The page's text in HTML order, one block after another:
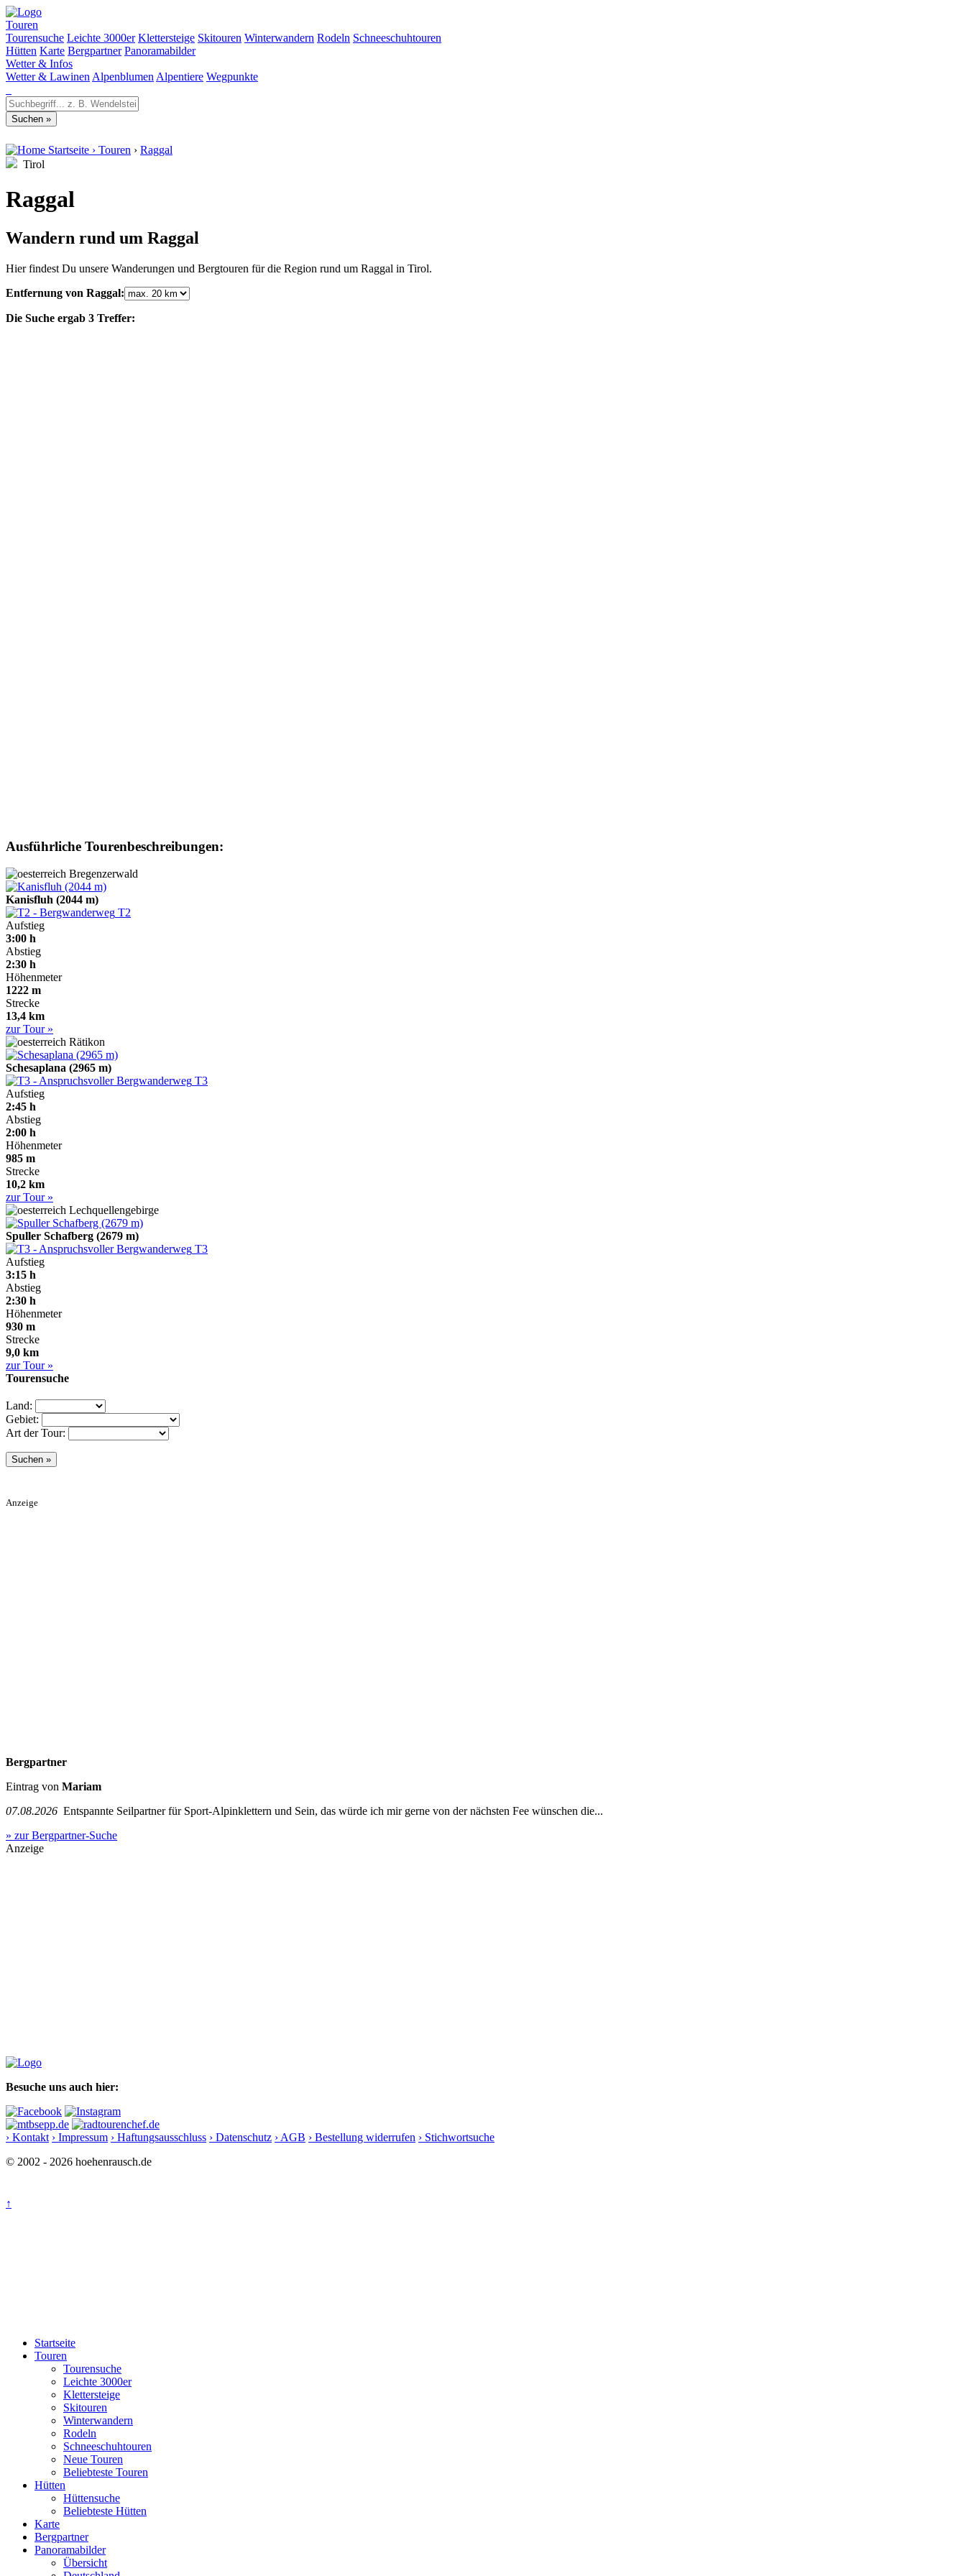
Touren
Tourensuche Leichte 3000er Klettersteige Skitouren Winterwandern Rodeln Schneeschuhtouren
Hütten Karte Bergpartner Panoramabilder
Wetter & Infos
Wetter & Lawinen Alpenblumen Alpentiere Wegpunkte
Startseite › Touren › Raggal
Tirol
Raggal
Wandern rund um Raggal
Hier findest Du unsere Wanderungen und Bergtouren für die Region rund um Raggal in Tirol.
Entfernung von Raggal:
Die Suche ergab 3 Treffer:
Ausführliche Tourenbeschreibungen:
Bregenzerwald
Kanisfluh (2044 m)
T2
Aufstieg
3:00 h
Abstieg
2:30 h
Höhenmeter
1222 m
Strecke
13,4 km
zur Tour »
Rätikon
Schesaplana (2965 m)
T3
Aufstieg
2:45 h
Abstieg
2:00 h
Höhenmeter
985 m
Strecke
10,2 km
zur Tour »
Lechquellengebirge
Spuller Schafberg (2679 m)
T3
Aufstieg
3:15 h
Abstieg
2:30 h
Höhenmeter
930 m
Strecke
9,0 km
zur Tour »
Tourensuche
Land:
Gebiet:
Art der Tour:
Anzeige
Bergpartner
Eintrag von Mariam
07.08.2026 Entspannte Seilpartner für Sport-Alpinklettern und Sein, das würde ich mir gerne von der nächsten Fee wünschen die...
» zur Bergpartner-Suche
Anzeige
Besuche uns auch hier:
› Kontakt › Impressum › Haftungsausschluss › Datenschutz › AGB › Bestellung widerrufen › Stichwortsuche
© 2002 - 2026 hoehenrausch.de
↑
Startseite
Touren
Tourensuche
Leichte 3000er
Klettersteige
Skitouren
Winterwandern
Rodeln
Schneeschuhtouren
Neue Touren
Beliebteste Touren
Hütten
Hüttensuche
Beliebteste Hütten
Karte
Bergpartner
Panoramabilder
Übersicht